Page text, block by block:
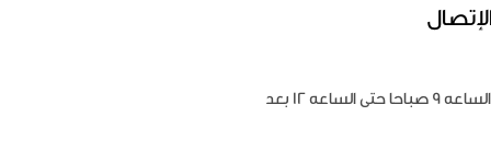
يوميا من الساعه 9 صباحا حتى الساعه 12 بعد